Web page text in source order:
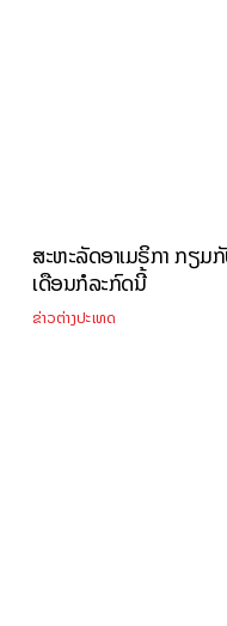
ສະຫະລັດອາເມຣິກາ ກຽມກັ
ເດືອນກໍລະກົດນີ້
ຂ່າວຕ່າງປະເທດ